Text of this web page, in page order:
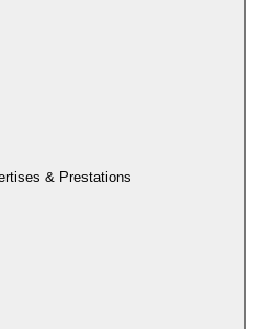
& Prestations